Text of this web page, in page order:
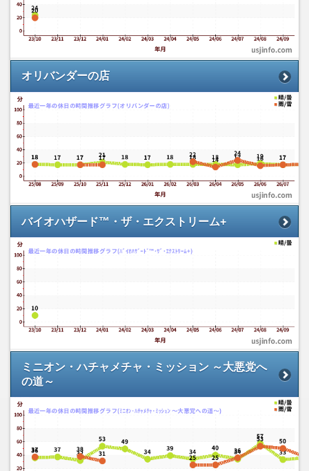
オリバンダーの店
バイオハザード™・ザ・エクストリーム+
ミニオン・ハチャメチャ・ミッション ～大悪党へ
の道～